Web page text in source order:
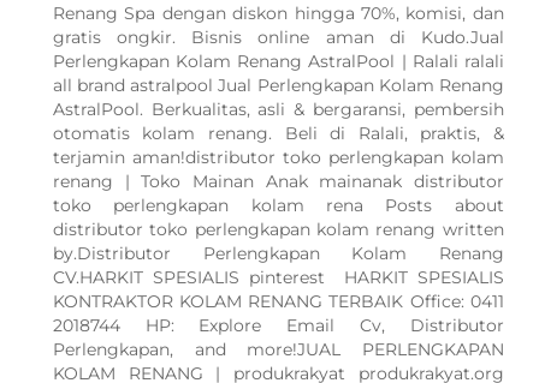
Renang Spa dengan diskon hingga 70%, komisi, dan
gratis ongkir. Bisnis online aman di Kudo.Jual
Perlengkapan Kolam Renang AstralPool | Ralali ralali
all brand astralpool Jual Perlengkapan Kolam Renang
AstralPool. Berkualitas, asli & bergaransi, pembersih
otomatis kolam renang. Beli di Ralali, praktis, &
terjamin aman!distributor toko perlengkapan kolam
renang | Toko Mainan Anak mainanak distributor
toko perlengkapan kolam rena Posts about
distributor toko perlengkapan kolam renang written
by.Distributor Perlengkapan Kolam Renang
CV.HARKIT SPESIALIS pinterest HARKIT SPESIALIS
KONTRAKTOR KOLAM RENANG TERBAIK Office: 0411
2018744 HP: Explore Email Cv, Distributor
Perlengkapan, and more!JUAL PERLENGKAPAN
KOLAM RENANG | produkrakyat produkrakyat.org